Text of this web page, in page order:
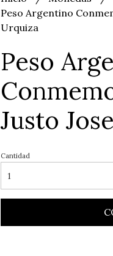
Peso Argentino
Urquiza
Peso
Justo
Cantidad